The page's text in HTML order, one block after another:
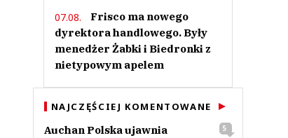
07.08.
Frisco ma nowego
dyrektora handlowego. Były
menedżer Żabki i Biedronki z
nietypowym apelem
NAJCZĘŚCIEJ KOMENTOWANE
Auchan Polska ujawnia
5